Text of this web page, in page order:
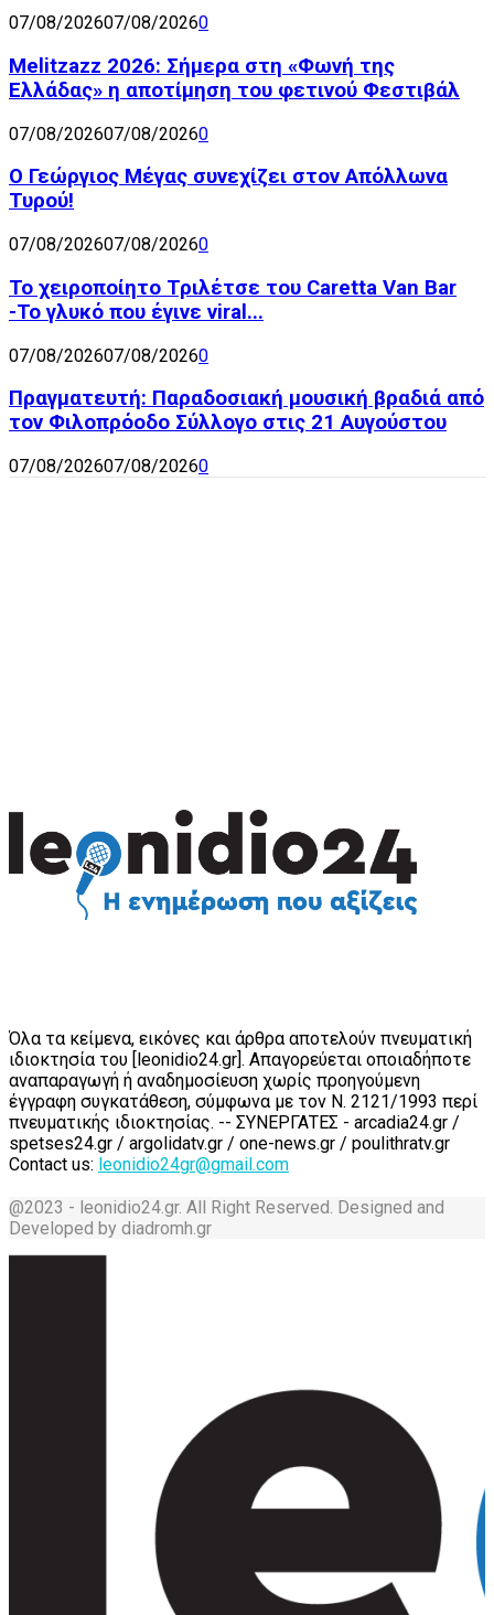
07/08/202607/08/20260
Melitzazz 2026: Σήμερα στη «Φωνή της
Ελλάδας» η αποτίμηση του φετινού Φεστιβάλ
07/08/202607/08/20260
Ο Γεώργιος Μέγας συνεχίζει στον Απόλλωνα
Τυρού!
07/08/202607/08/20260
Το χειροποίητο Τριλέτσε του Caretta Van Bar
-Το γλυκό που έγινε viral...
07/08/202607/08/20260
Πραγματευτή: Παραδοσιακή μουσική βραδιά από
τον Φιλοπρόοδο Σύλλογο στις 21 Αυγούστου
07/08/202607/08/20260
Όλα τα κείμενα, εικόνες και άρθρα αποτελούν πνευματική
ιδιοκτησία του [leonidio24.gr]. Απαγορεύεται οποιαδήποτε
αναπαραγωγή ή αναδημοσίευση χωρίς προηγούμενη
έγγραφη συγκατάθεση, σύμφωνα με τον Ν. 2121/1993 περί
πνευματικής ιδιοκτησίας. -- ΣΥΝΕΡΓΑΤΕΣ - arcadia24.gr /
spetses24.gr / argolidatv.gr / one-news.gr / poulithratv.gr
Contact us: leonidio24gr@gmail.com
@2023 - leonidio24.gr. All Right Reserved. Designed and
Developed by diadromh.gr